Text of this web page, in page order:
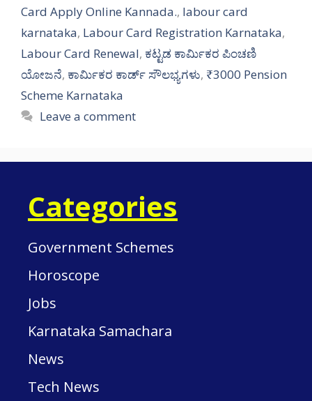
Card Apply Online Kannada., labour card
karnataka, Labour Card Registration Karnataka,
Labour Card Renewal, ಕಟ್ಟಡ ಕಾರ್ಮಿಕರ ಪಿಂಚಣಿ
ಯೋಜನೆ, ಕಾರ್ಮಿಕರ ಕಾರ್ಡ್ ಸೌಲಭ್ಯಗಳು, ₹3000 Pension
Scheme Karnataka
Leave a comment
Categories
Government Schemes
Horoscope
Jobs
Karnataka Samachara
News
Tech News